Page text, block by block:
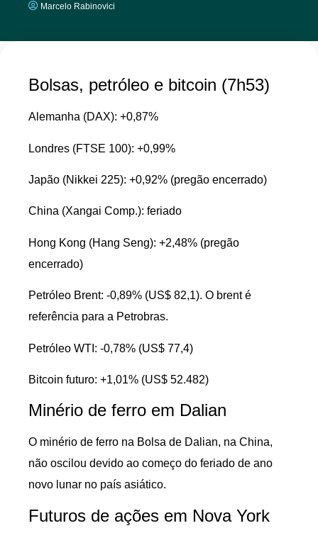
Marcelo Rabinovici
Bolsas, petróleo e bitcoin (7h53)
Alemanha (DAX): +0,87%
Londres (FTSE 100): +0,99%
Japão (Nikkei 225): +0,92% (pregão encerrado)
China (Xangai Comp.): feriado
Hong Kong (Hang Seng): +2,48% (pregão
encerrado)
Petróleo Brent: -0,89% (US$ 82,1). O brent é
referência para a Petrobras.
Petróleo WTI: -0,78% (US$ 77,4)
Bitcoin futuro: +1,01% (US$ 52.482)
Minério de ferro em Dalian
O minério de ferro na Bolsa de Dalian, na China,
não oscilou devido ao começo do feriado de ano
novo lunar no país asiático.
Futuros de ações em Nova York